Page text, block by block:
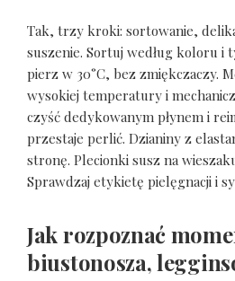
Tak, trzy kroki: sortowanie,
suszenie. Sortuj według koloru i
pierz w 30°C, bez zmiękczaczy.
wysokiej temperatury i
czyść dedykowanym płynem i
przestaje perlić. Dzianiny z
stronę. Plecionki susz na
Sprawdzaj etykietę pielęgnacji i
Jak rozpoznać
biustonosza,